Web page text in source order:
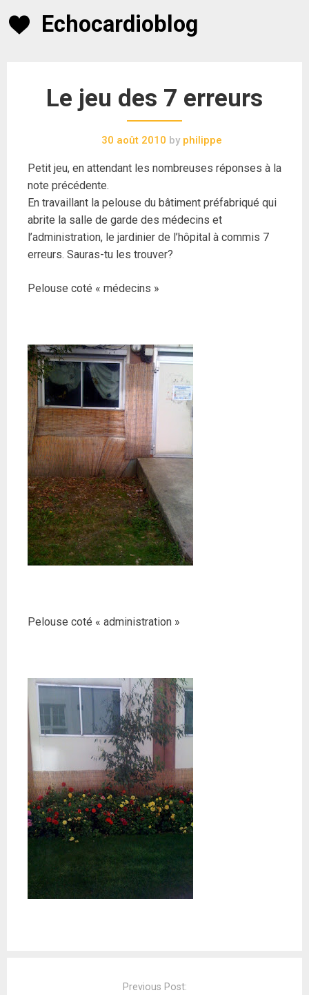
Echocardioblog
Le jeu des 7 erreurs
30 août 2010 byphilippe
Petit jeu, en attendant les nombreuses réponses à la
note précédente.
En travaillant la pelouse du bâtiment préfabriqué qui
abrite la salle de garde des médecins et
l’administration, le jardinier de l’hôpital à commis 7
erreurs. Sauras-tu les trouver?
Pelouse coté « médecins »
Pelouse coté « administration »
Previous Post: